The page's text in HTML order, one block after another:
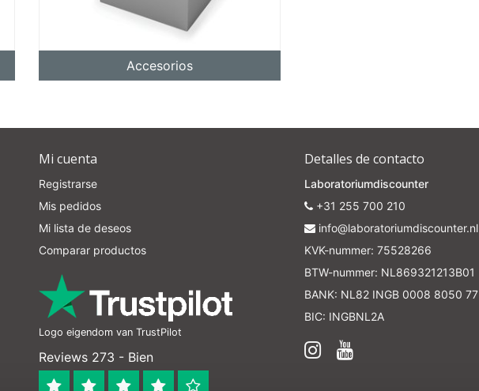
Accesorios
Mi cuenta
Registrarse
Mis pedidos
Mi lista de deseos
Comparar productos
Logo eigendom van TrustPilot
Reviews 273 - Bien
Detalles de contacto
Laboratoriumdiscounter
+31 255 700 210
info@laboratoriumdiscounter.nl
KVK-nummer: 75528266
BTW-nummer: NL869321213B01
BANK: NL82 INGB 0008 8050 77
BIC: INGBNL2A
5% off for your next order
our own brand 😀